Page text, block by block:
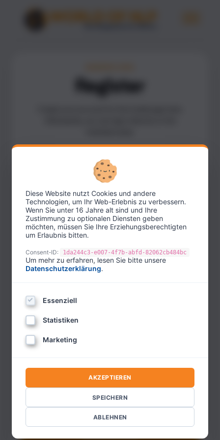
Register
Last name
Confirm password
Diese Website nutzt Cookies und andere
Technologien, um Ihr Web-Erlebnis zu verbessern.
Wenn Sie unter 16 Jahre alt sind und Ihre
Zustimmung zu optionalen Diensten geben
möchten, müssen Sie Ihre Erziehungsberechtigten
um Erlaubnis bitten.
Consent-ID: 1da244c3-e007-4f7b-abfd-82062cb484bc
Um mehr zu erfahren, lesen Sie bitte unsere
Datenschutzerklärung.
Essenziell
Statistiken
Marketing
ABLEHNEN
SPEICHERN
AKZEPTIEREN